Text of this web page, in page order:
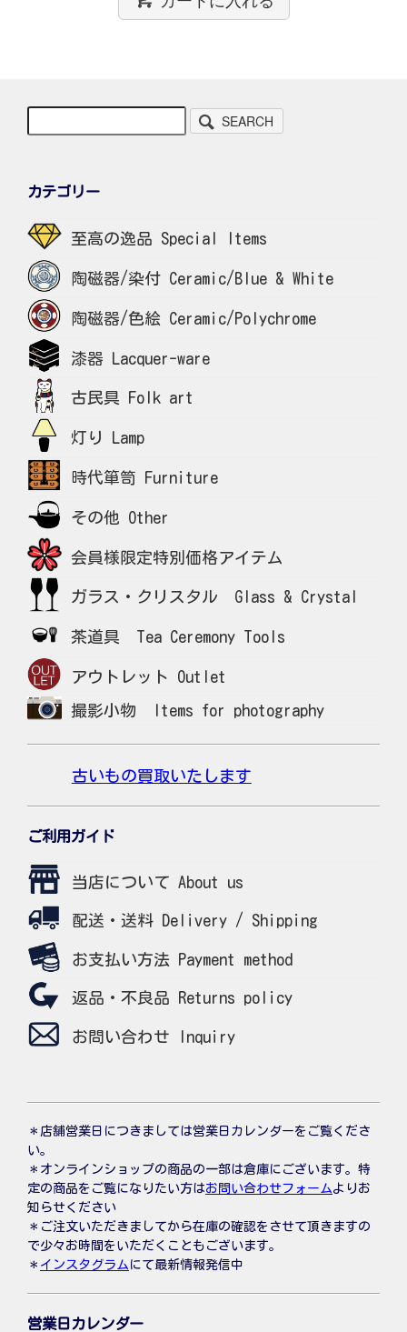
SEARCH
カテゴリー
至高の逸品 Special Items
陶磁器/染付 Ceramic/Blue & White
陶磁器/色絵 Ceramic/Polychrome
漆器 Lacquer-ware
古民具 Folk art
灯り Lamp
時代箪笥 Furniture
その他 Other
会員様限定特別価格アイテム
ガラス・クリスタル Glass & Crystal
茶道具 Tea Ceremony Tools
アウトレット Outlet
撮影小物 Items for photography
古いもの買取いたします
ご利用ガイド
当店について About us
配送・送料 Delivery / Shipping
お支払い方法 Payment method
返品・不良品 Returns policy
お問い合わせ Inquiry
＊店舗営業日につきましては営業日カレンダーをご覧くださ
い。
＊オンラインショップの商品の一部は倉庫にございます。特
定の商品をご覧になりたい方はお問い合わせフォーム よりお
知らせください
＊ご注文いただきましてから在庫の確認をさせて頂きますの
で少々お時間をいただくこともございます。
＊ インスタグラム にて最新情報発信中
営業日カレンダー